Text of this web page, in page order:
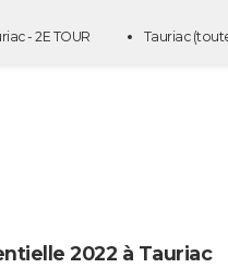
- 2E TOUR
Tauriac
2022 à Tauriac